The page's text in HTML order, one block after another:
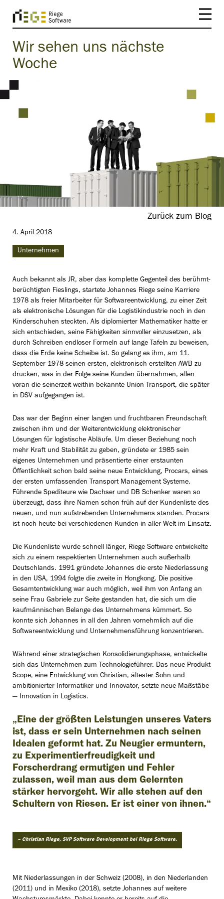
Wir sehen uns nächste
Woche
4. April 2018
Unternehmen
Zurück zum Blog
Auch bekannt als JR, aber das komplette Gegenteil des berühmt-
berüchtigten Fieslings, startete Johannes Riege seine Karriere
1978 als freier Mitarbeiter für Softwareentwicklung, zu einer Zeit
als elektronische Lösungen für die Logistikindustrie noch in den
Kinderschuhen steckten. Als diplomierter Mathematiker hatte er
sich entschieden, seine Fähigkeiten sinnvoller einzusetzen, als
durch Schreiben endloser Formeln auf lange Tafeln zu beweisen,
dass die Erde keine Scheibe ist. So gelang es ihm, am 11.
September 1978 seinen ersten, elektronisch erstellten AWB zu
drucken, was in der Folge seine Kunden übernahmen, allen
voran die seinerzeit weithin bekannte Union Transport, die später
in DSV aufgegangen ist.
Das war der Beginn einer langen und fruchtbaren Freundschaft
zwischen ihm und der Weiterentwicklung elektronischer
Lösungen für logistische Abläufe. Um dieser Beziehung noch
mehr Kraft und Stabilität zu geben, gründete er 1985 sein
eigenes Unternehmen und präsentierte einer erstaunten
Öffentlichkeit schon bald seine neue Entwicklung, Procars, eines
der ersten umfassenden Transport Management Systeme.
Führende Spediteure wie Dachser und DB Schenker waren so
überzeugt, dass ihre Namen schon früh auf der Kundenliste des
neuen, und nun aufstrebenden Unternehmens standen. Procars
ist noch heute bei verschiedenen Kunden in aller Welt im Einsatz.
Die Kundenliste wurde schnell länger, Riege Software entwickelte
sich zu einem respektierten Unternehmen auch außerhalb
Deutschlands. 1991 gründete Johannes die erste Niederlassung
in den USA, 1994 folgte die zweite in Hongkong. Die positive
Gesamtentwicklung war auch möglich, weil ihm von Anfang an
seine Frau Gabriele zur Seite gestanden hat, die sich um die
kaufmännischen Belange des Unternehmens kümmert. So
konnte sich Johannes in all den Jahren vornehmlich auf die
Softwareentwicklung und Unternehmensführung konzentrieren.
Während einer strategischen Konsolidierungsphase, entwickelte
sich das Unternehmen zum Technologieführer. Das neue Produkt
Scope, eine Entwicklung von Christian, ältester Sohn und
ambitionierter Informatiker und Innovator, setzte neue Maßstäbe
— Innovation in Logistics.
„Eine der größten Leistungen unseres Vaters
ist, dass er sein Unternehmen nach seinen
Idealen geformt hat. Zu Neugier ermuntern,
zu Experimentierfreudigkeit und
Forscherdrang ermutigen und Fehler
zulassen, weil man aus dem Gelernten
stärker hervorgeht. Wir alle stehen auf den
Schultern von Riesen. Er ist einer von ihnen.“
– Christian Riege, SVP Software Development bei Riege Software.
Mit Niederlassungen in der Schweiz (2008), in den Niederlanden
(2011) und in Mexiko (2018), setzte Johannes auf weitere